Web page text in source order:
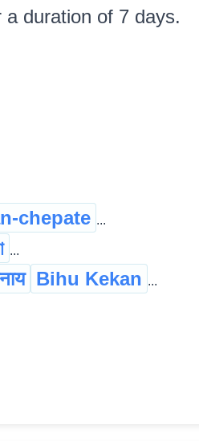
duration of 7 days.
chepate ...
...
Bihu Kekan ...